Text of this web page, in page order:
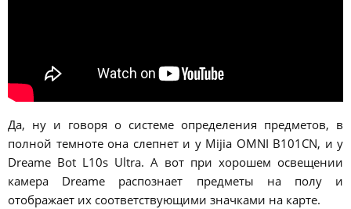
Да, ну и говоря о системе определения предметов, в
полной темноте она слепнет и у Mijia OMNI B101CN, и у
Dreame Bot L10s Ultra. А вот при хорошем освещении
камера Dreame распознает предметы на полу и
отображает их соответствующими значками на карте.